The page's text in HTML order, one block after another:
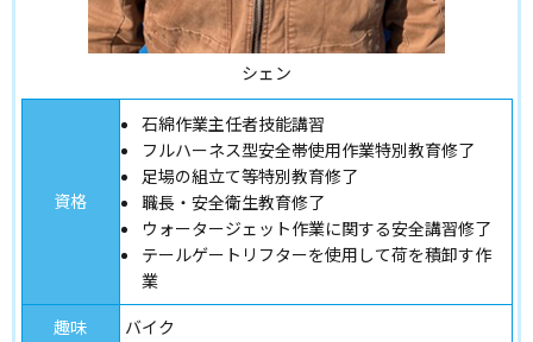
シェン
資格
石綿作業主任者技能講習
フルハーネス型安全帯使用作業特別教育修了
足場の組立て等特別教育修了
職長・安全衛生教育修了
ウォータージェット作業に関する安全講習修了
テールゲートリフターを使用して荷を積卸す作
業
趣味
バイク